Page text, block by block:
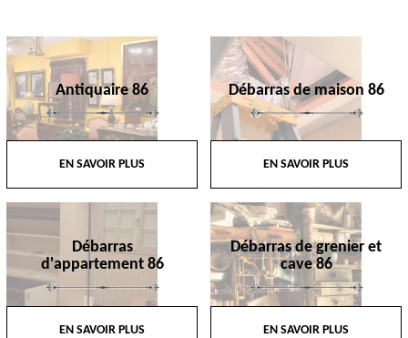
Antiquaire 86
EN SAVOIR PLUS
Débarras de maison 86
EN SAVOIR PLUS
Débarras
d'appartement 86
EN SAVOIR PLUS
Débarras de grenier et
cave 86
EN SAVOIR PLUS